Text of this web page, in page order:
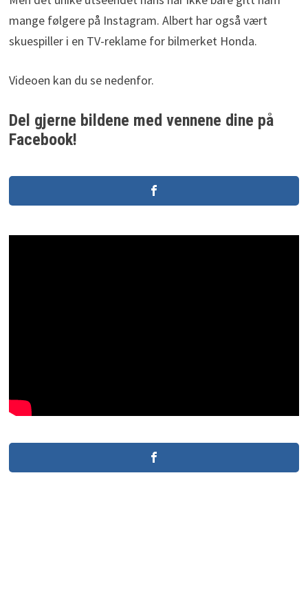
mange følgere på Instagram. Albert har også vært
skuespiller i en TV-reklame for bilmerket Honda.
Videoen kan du se nedenfor.
Del gjerne bildene med vennene dine på
Facebook!